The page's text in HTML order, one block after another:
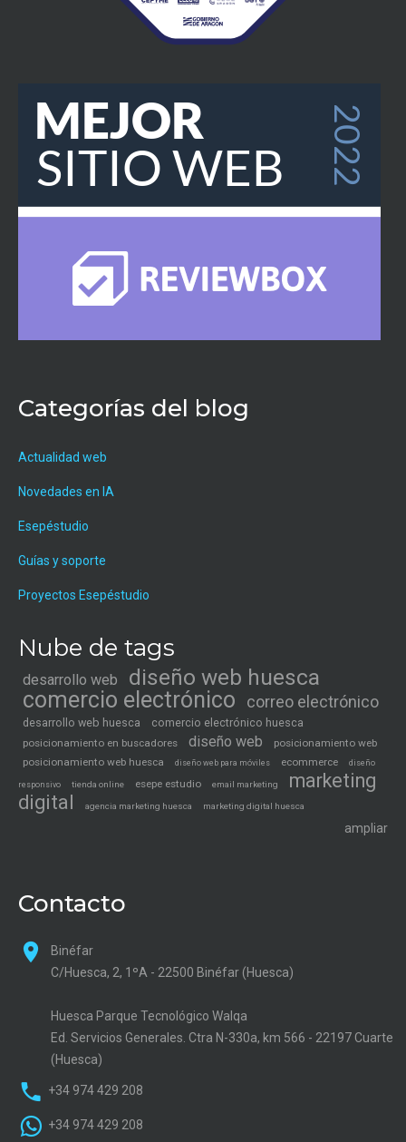
Categorías del blog
Actualidad web
Novedades en IA
Esepéstudio
Guías y soporte
Proyectos Esepéstudio
Nube de tags
desarrollo web
diseño web huesca
comercio electrónico
correo electrónico
desarrollo web huesca comercio electrónico huesca
posicionamiento en buscadores diseño web
posicionamiento web
posicionamiento web huesca
diseño web para móviles ecommerce diseño
responsivo tienda online esepe estudio email marketing
marketing
digital
agencia marketing huesca marketing digital huesca
ampliar
Contacto
Binéfar
C/Huesca, 2, 1ºA - 22500 Binéfar (Huesca)
Huesca Parque Tecnológico Walqa
Ed. Servicios Generales. Ctra N-330a, km 566 - 22197 Cuarte
(Huesca)
+34 974 429 208
+34 974 429 208